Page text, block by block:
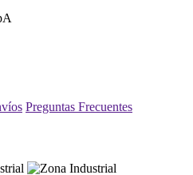
Preguntas Frecuentes